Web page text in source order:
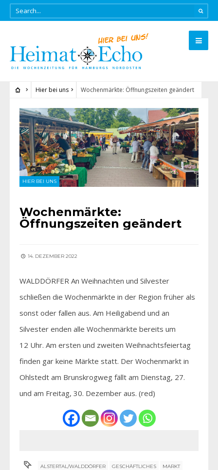
Hier bei uns Wochenmärkte: Öffnungszeiten geändert
HIER BEI UNS
Wochenmärkte:
Öffnungszeiten geändert
14. DEZEMBER 2022
WALDDÖRFER An Weihnachten und Silvester
schließen die Wochenmärkte in der Region früher als
sonst oder fallen aus. Am Heiligabend und an
Silvester enden alle Wochenmärkte bereits um
12 Uhr. Am ersten und zweiten Weihnachtsfeiertag
finden gar keine Märkte statt. Der Wochenmarkt in
Ohlstedt am Brunskrogweg fällt am Dienstag, 27.
und am Freitag, 30. Dezember aus. (red)
ALSTERTAL/WALDDÖRFER GESCHÄFTLICHES MARKT